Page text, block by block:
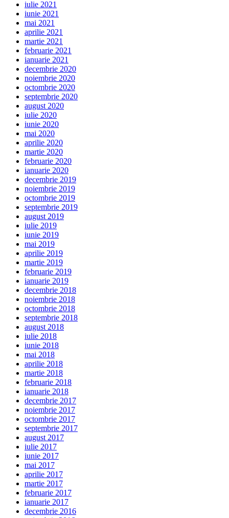
iulie 2021
iunie 2021
mai 2021
aprilie 2021
martie 2021
februarie 2021
ianuarie 2021
decembrie 2020
noiembrie 2020
octombrie 2020
septembrie 2020
august 2020
iulie 2020
iunie 2020
mai 2020
aprilie 2020
martie 2020
februarie 2020
ianuarie 2020
decembrie 2019
noiembrie 2019
octombrie 2019
septembrie 2019
august 2019
iulie 2019
iunie 2019
mai 2019
aprilie 2019
martie 2019
februarie 2019
ianuarie 2019
decembrie 2018
noiembrie 2018
octombrie 2018
septembrie 2018
august 2018
iulie 2018
iunie 2018
mai 2018
aprilie 2018
martie 2018
februarie 2018
ianuarie 2018
decembrie 2017
noiembrie 2017
octombrie 2017
septembrie 2017
august 2017
iulie 2017
iunie 2017
mai 2017
aprilie 2017
martie 2017
februarie 2017
ianuarie 2017
decembrie 2016